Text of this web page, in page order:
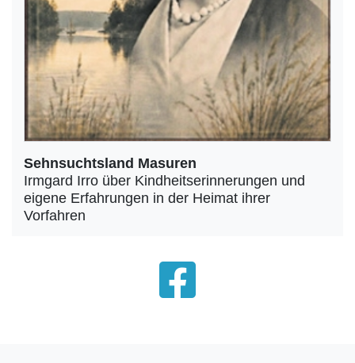
Sehnsuchtsland Masuren
Irmgard Irro über Kindheitserinnerungen und
eigene Erfahrungen in der Heimat ihrer
Vorfahren